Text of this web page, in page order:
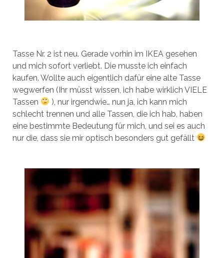
Tasse Nr. 2 ist neu. Gerade vorhin im IKEA gesehen
und mich sofort verliebt. Die musste ich einfach
kaufen. Wollte auch eigentlich dafür eine alte Tasse
wegwerfen (Ihr müsst wissen, ich habe wirklich VIELE
Tassen
), nur irgendwie… nun ja, ich kann mich
schlecht trennen und alle Tassen, die ich hab, haben
eine bestimmte Bedeutung für mich, und sei es auch
nur die, dass sie mir optisch besonders gut gefällt